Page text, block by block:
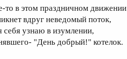
то в этом праздничном движении
вдруг неведомый поток,
себя узнаю в изумлении,
"День добрый!" котелок.